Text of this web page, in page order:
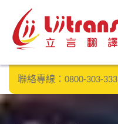
聯絡專線：0800-303-333